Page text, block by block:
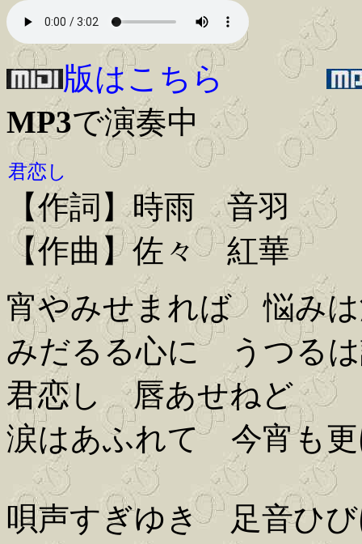
版はこちら
MP3で演奏中
君恋し
【作詞】時雨 音羽
【作曲】佐々 紅華
宵やみせまれば 悩み
みだるる心に うつる
君恋し 唇あせねど
涙はあふれて 今宵も更
唄声すぎゆき 足音ひ